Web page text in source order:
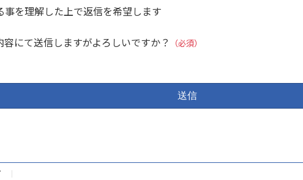
事を理解した上で返信を希望します
にて送信しますがよろしいですか？ （必須）